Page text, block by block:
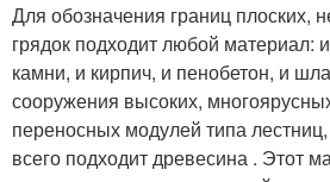
Для обозначения границ плоских,
грядок подходит любой материал:
камни, и кирпич, и пенобетон, и
сооружения высоких,
переносных модулей типа
всего подходит древесина . Этот